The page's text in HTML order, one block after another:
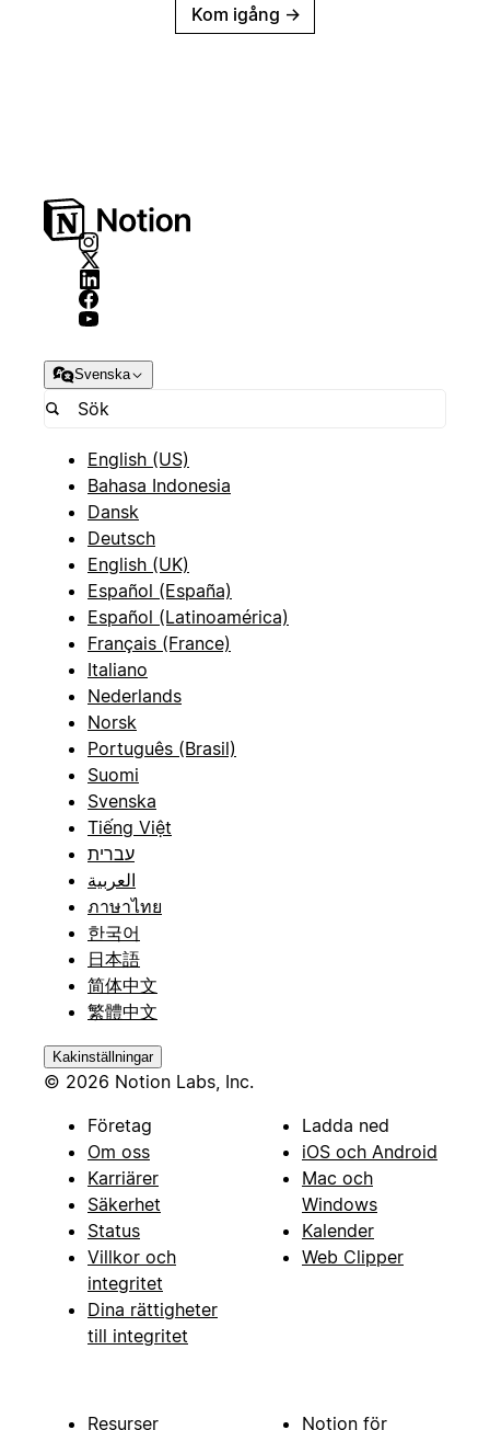
Kom igång →
Svenska
English (US)
Bahasa Indonesia
Dansk
Deutsch
English (UK)
Español (España)
Español (Latinoamérica)
Français (France)
Italiano
Nederlands
Norsk
Português (Brasil)
Suomi
Svenska
Tiếng Việt
עברית
العربية
ภาษาไทย
한국어
日本語
简体中文
繁體中文
Kakinställningar
© 2026 Notion Labs, Inc.
Företag
Om oss
Karriärer
Säkerhet
Status
Villkor och
integritet
Dina rättigheter
till integritet
Ladda ned
iOS och Android
Mac och
Windows
Kalender
Web Clipper
Resurser Notion för